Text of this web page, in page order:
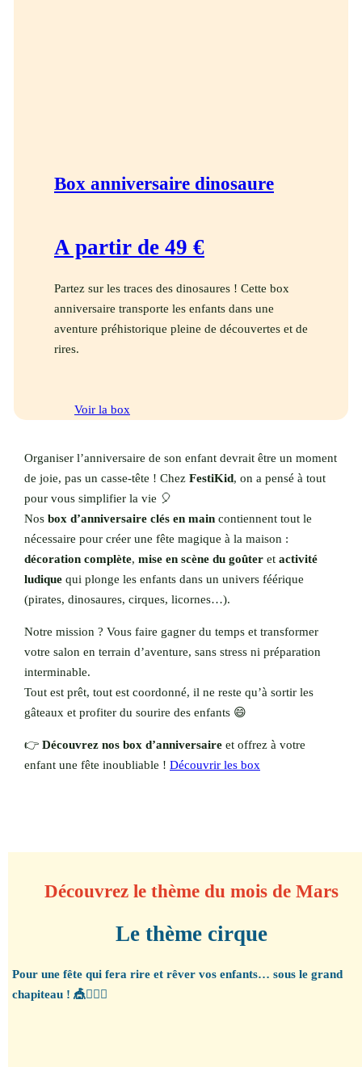
Box anniversaire dinosaure
A partir de 49 €
Partez sur les traces des dinosaures ! Cette box
anniversaire transporte les enfants dans une
aventure préhistorique pleine de découvertes et de
rires.
Voir la box
Organiser l’anniversaire de son enfant devrait être un moment
de joie, pas un casse-tête ! Chez FestiKid, on a pensé à tout
pour vous simplifier la vie 🎈
Nos box d’anniversaire clés en main contiennent tout le
nécessaire pour créer une fête magique à la maison :
décoration complète, mise en scène du goûter et activité
ludique qui plonge les enfants dans un univers féérique
(pirates, dinosaures, cirques, licornes…).
Notre mission ? Vous faire gagner du temps et transformer
votre salon en terrain d’aventure, sans stress ni préparation
interminable.
Tout est prêt, tout est coordonné, il ne reste qu’à sortir les
gâteaux et profiter du sourire des enfants 😄
👉 Découvrez nos box d’anniversaire et offrez à votre
enfant une fête inoubliable ! Découvrir les box
Découvrez le thème du mois de Mars
Le thème cirque
Pour une fête qui fera rire et rêver vos enfants… sous le grand
chapiteau ! 🎪🤹‍♀️✨